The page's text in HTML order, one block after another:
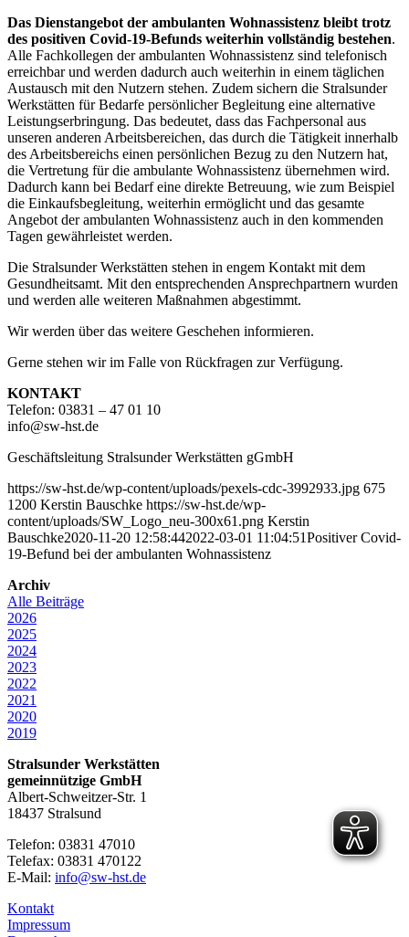
Das Dienstangebot der ambulanten Wohnassistenz bleibt trotz
des positiven Covid-19-Befunds weiterhin vollständig bestehen.
Alle Fachkollegen der ambulanten Wohnassistenz sind telefonisch
erreichbar und werden dadurch auch weiterhin in einem täglichen
Austausch mit den Nutzern stehen. Zudem sichern die Stralsunder
Werkstätten für Bedarfe persönlicher Begleitung eine alternative
Leistungserbringung. Das bedeutet, dass das Fachpersonal aus
unseren anderen Arbeitsbereichen, das durch die Tätigkeit innerhalb
des Arbeitsbereichs einen persönlichen Bezug zu den Nutzern hat,
die Vertretung für die ambulante Wohnassistenz übernehmen wird.
Dadurch kann bei Bedarf eine direkte Betreuung, wie zum Beispiel
die Einkaufsbegleitung, weiterhin ermöglicht und das gesamte
Angebot der ambulanten Wohnassistenz auch in den kommenden
Tagen gewährleistet werden.
Die Stralsunder Werkstätten stehen in engem Kontakt mit dem
Gesundheitsamt. Mit den entsprechenden Ansprechpartnern wurden
und werden alle weiteren Maßnahmen abgestimmt.
Wir werden über das weitere Geschehen informieren.
Gerne stehen wir im Falle von Rückfragen zur Verfügung.
KONTAKT
Telefon: 03831 – 47 01 10
info@sw-hst.de
Geschäftsleitung Stralsunder Werkstätten gGmbH
https://sw-hst.de/wp-content/uploads/pexels-cdc-3992933.jpg 675
1200 Kerstin Bauschke https://sw-hst.de/wp-
content/uploads/SW_Logo_neu-300x61.png Kerstin
Bauschke2020-11-20 12:58:442022-03-01 11:04:51Positiver Covid-
19-Befund bei der ambulanten Wohnassistenz
Archiv
Alle Beiträge
2026
2025
2024
2023
2022
2021
2020
2019
Stralsunder Werkstätten
gemeinnützige GmbH
Albert-Schweitzer-Str. 1
18437 Stralsund
Telefon: 03831 47010
Telefax: 03831 470122
E-Mail: info@sw-hst.de
Kontakt
Impressum